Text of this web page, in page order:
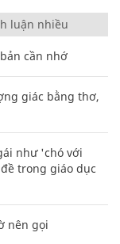
luận nhiều
cần nhớ
giác bằng thơ,
như 'chó với
trong giáo dục
nên gọi